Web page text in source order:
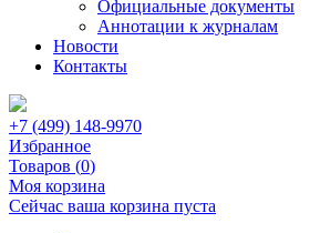
Официальные документы
Аннотации к журналам
Новости
Контакты
+7 (499) 148-9970
Избранное
Товаров (0)
Моя корзина
Сейчас ваша корзина пуста